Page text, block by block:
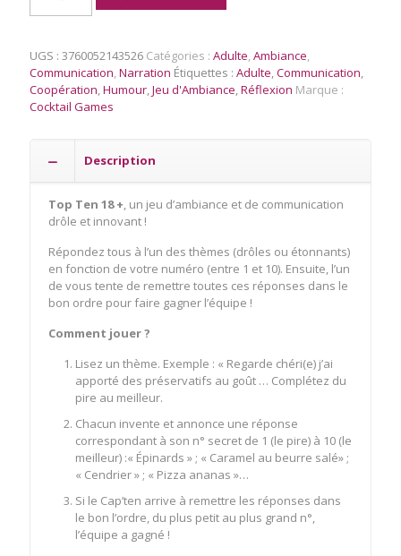
Top
18+
UGS : 3760052143526 Catégories : Adulte,Ambiance,
Communication,Narration Étiquettes : Adulte,Communication,
Coopération,Humour,Jeu d'Ambiance,Réflexion Marque :
Cocktail Games
Description
Top Ten 18 +, un jeu d’ambiance et de communication
drôle et innovant !
Répondez tous à l’un des thèmes (drôles ou étonnants)
en fonction de votre numéro (entre 1 et 10). Ensuite, l’un
de vous tente de remettre toutes ces réponses dans le
bon ordre pour faire gagner l’équipe !
Comment jouer ?
Lisez un thème. Exemple : « Regarde chéri(e) j’ai
apporté des préservatifs au goût … Complétez du
pire au meilleur.
Chacun invente et annonce une réponse
correspondant à son n° secret de 1 (le pire) à 10 (le
meilleur) :« Épinards » ; « Caramel au beurre salé» ;
« Cendrier » ; « Pizza ananas »…
Si le Cap’ten arrive à remettre les réponses dans
le bon l’ordre, du plus petit au plus grand n°,
l’équipe a gagné !